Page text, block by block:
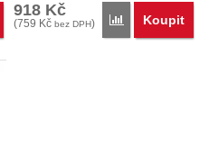
918 Kč
(759 Kč bez DPH) Porovnat
Koupit